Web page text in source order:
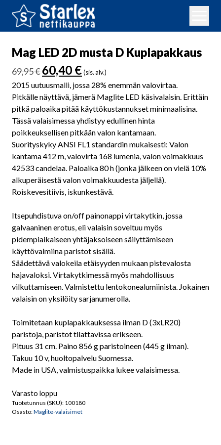
Mag LED 2D musta D Kuplapakkaus
69,95€ Alkuperäinen
hinta
oli:
69,95 €.
60,40 €Nykyinen
hinta
on:
60,40 €.
(sis. alv.)
2015 uutuusmalli, jossa 28% enemmän valovirtaa.
Pitkälle näyttävä, jämerä Maglite LED käsivalaisin. Erittäin
pitkä paloaika pitää käyttökustannukset minimaalisina.
Tässä valaisimessa yhdistyy edullinen hinta
poikkeuksellisen pitkään valon kantamaan.
Suorityskyky ANSI FL1 standardin mukaisesti: Valon
kantama 412 m, valovirta 168 lumenia, valon voimakkuus
42533 candelaa. Paloaika 80 h (jonka jälkeen on vielä 10%
alkuperäisestä valon voimakkuudesta jäljellä).
Roiskevesitiivis, iskunkestävä.
Itsepuhdistuva on/off painonappi virtakytkin, jossa
galvaaninen erotus, eli valaisin soveltuu myös
pidempiaikaiseen yhtäjaksoiseen säilyttämiseen
käyttövalmiina paristot sisällä.
Säädettävä valokeila etäisyyden mukaan pistevalosta
hajavaloksi. Virtakytkimessä myös mahdollisuus
vilkuttamiseen. Valmistettu lentokonealumiinista. Jokainen
valaisin on yksilöity sarjanumerolla.
Toimitetaan kuplapakkauksessa ilman D (3xLR20)
paristoja, paristot tilattavissa erikseen.
Pituus 31 cm. Paino 856 g paristoineen (445 g ilman).
Takuu 10 v, huoltopalvelu Suomessa.
Made in USA, valmistuspaikka lukee valaisimessa.
Varasto loppu
Tuotetunnus (SKU): 100180
Osasto:Maglite-valaisimet